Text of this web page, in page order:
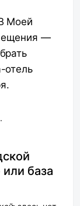
Моей
—
отель
база